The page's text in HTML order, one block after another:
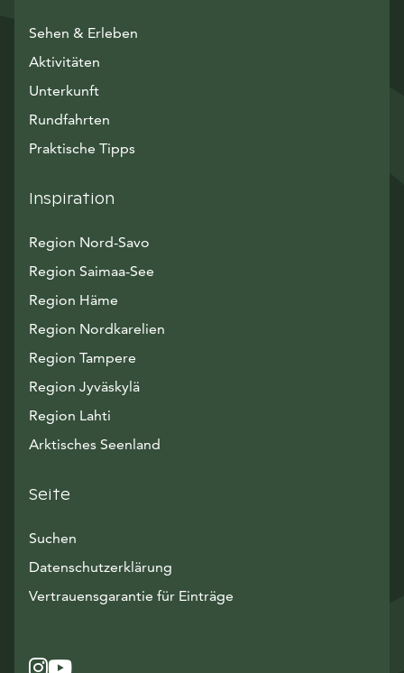
Sehen & Erleben
Aktivitäten
Unterkunft
Rundfahrten
Praktische Tipps
Inspiration
Region Nord-Savo
Region Saimaa-See
Region Häme
Region Nordkarelien
Region Tampere
Region Jyväskylä
Region Lahti
Arktisches Seenland
Seite
Suchen
Datenschutzerklärung
Vertrauensgarantie für Einträge
Instagram
Avautuu uuteen ikkunaan
YouTube
Avautuu uuteen ikkunaan